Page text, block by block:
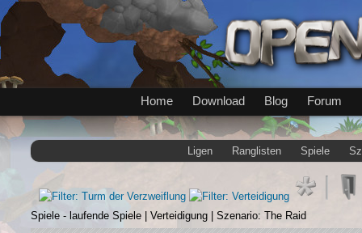
Home Download Blog Forum
Ligen Ranglisten Spiele
Spiele - laufende Spiele | Verteidigung | Szenario: The Raid